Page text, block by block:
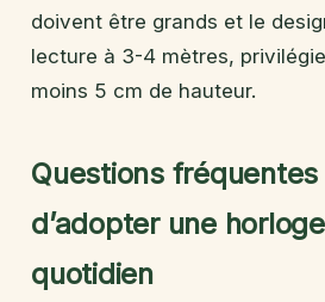
doivent être grands et le
lecture à 3-4 mètres,
moins 5 cm de hauteur.
Questions
d’adopter une
quotidien